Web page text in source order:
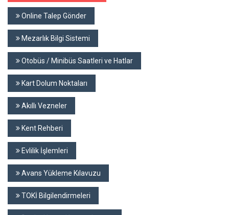
Online Talep Gönder
Mezarlık Bilgi Sistemi
Otobüs / Minibüs Saatleri ve Hatlar
Kart Dolum Noktaları
Akıllı Vezneler
Kent Rehberi
Evlilik İşlemleri
Avans Yükleme Kılavuzu
TOKİ Bilgilendirmeleri